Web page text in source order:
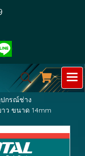
ปกรณ์ช่าง
าว ขนาด 14mm